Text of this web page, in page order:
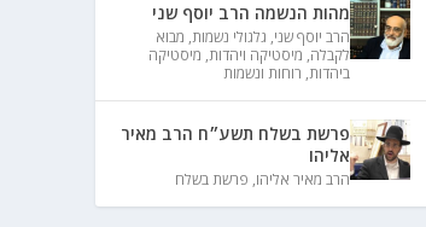
מהות הנשמה הרב יוסף שני
הרב יוסף שני, גלגולי נשמות, מבוא
לקבלה, מיסטיקה ויהדות, מיסטיקה
ביהדות, רוחות ונשמות
פרשת בשלח תשע״ח הרב מאיר
אליהו
הרב מאיר אליהו, פרשת בשלח